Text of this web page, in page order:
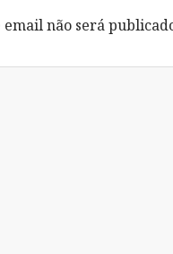
email não será